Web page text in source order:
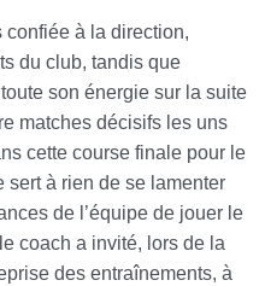
confiée à la direction,
du club, tandis que
son énergie sur la suite
matches décisifs les uns
cette course finale pour le
sert à rien de se lamenter
de l’équipe de jouer le
coach a invité, lors de la
des entraînements, à